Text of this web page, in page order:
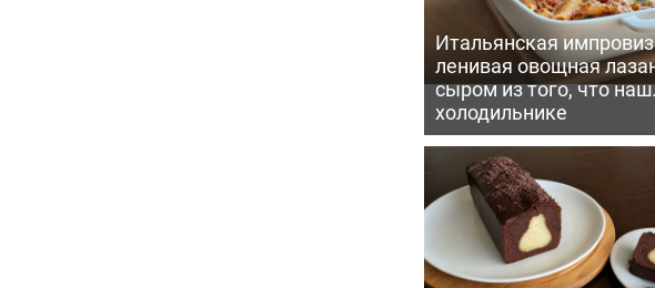
Итальянская
ленивая овощная
сыром из того, что
холодильнике